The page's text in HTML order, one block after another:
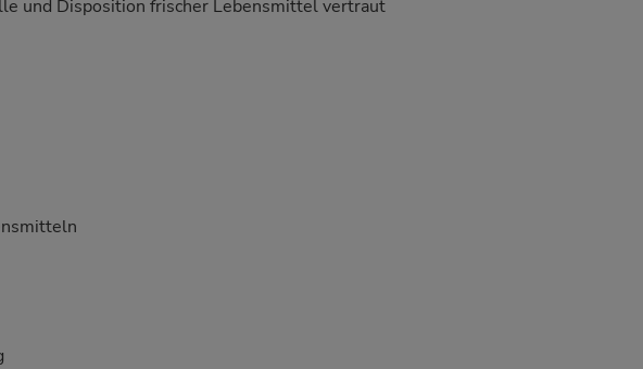
und Disposition frischer Lebensmittel vertraut